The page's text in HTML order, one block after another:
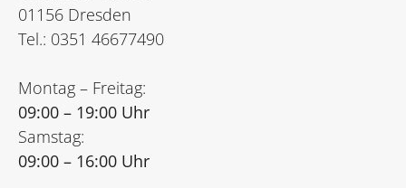
01156 Dresden
Tel.: 0351 46677490
Montag – Freitag:
09:00 – 19:00 Uhr
Samstag:
09:00 – 16:00 Uhr